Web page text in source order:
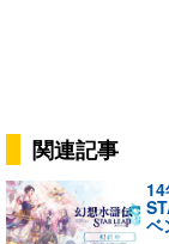
関連記事
ベ